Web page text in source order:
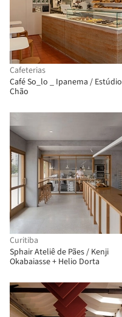
Cafeterias
Café So_lo _ Ipanema / Estúdio
Chão
Curitiba
Sphair Ateliê de Pães / Kenji
Okabaiasse + Helio Dorta